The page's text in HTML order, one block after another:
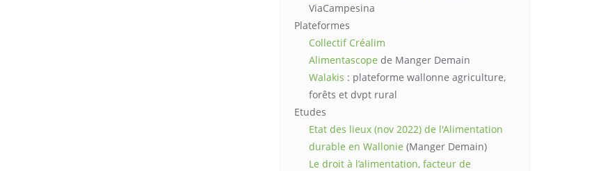
ViaCampesina
Plateformes
Collectif Créalim
Alimentascope de Manger Demain
Walakis : plateforme wallonne agriculture,
forêts et dvpt rural
Etudes
Etat des lieux (nov 2022) de l'Alimentation
durable en Wallonie (Manger Demain)
Le droit à l’alimentation, facteur de